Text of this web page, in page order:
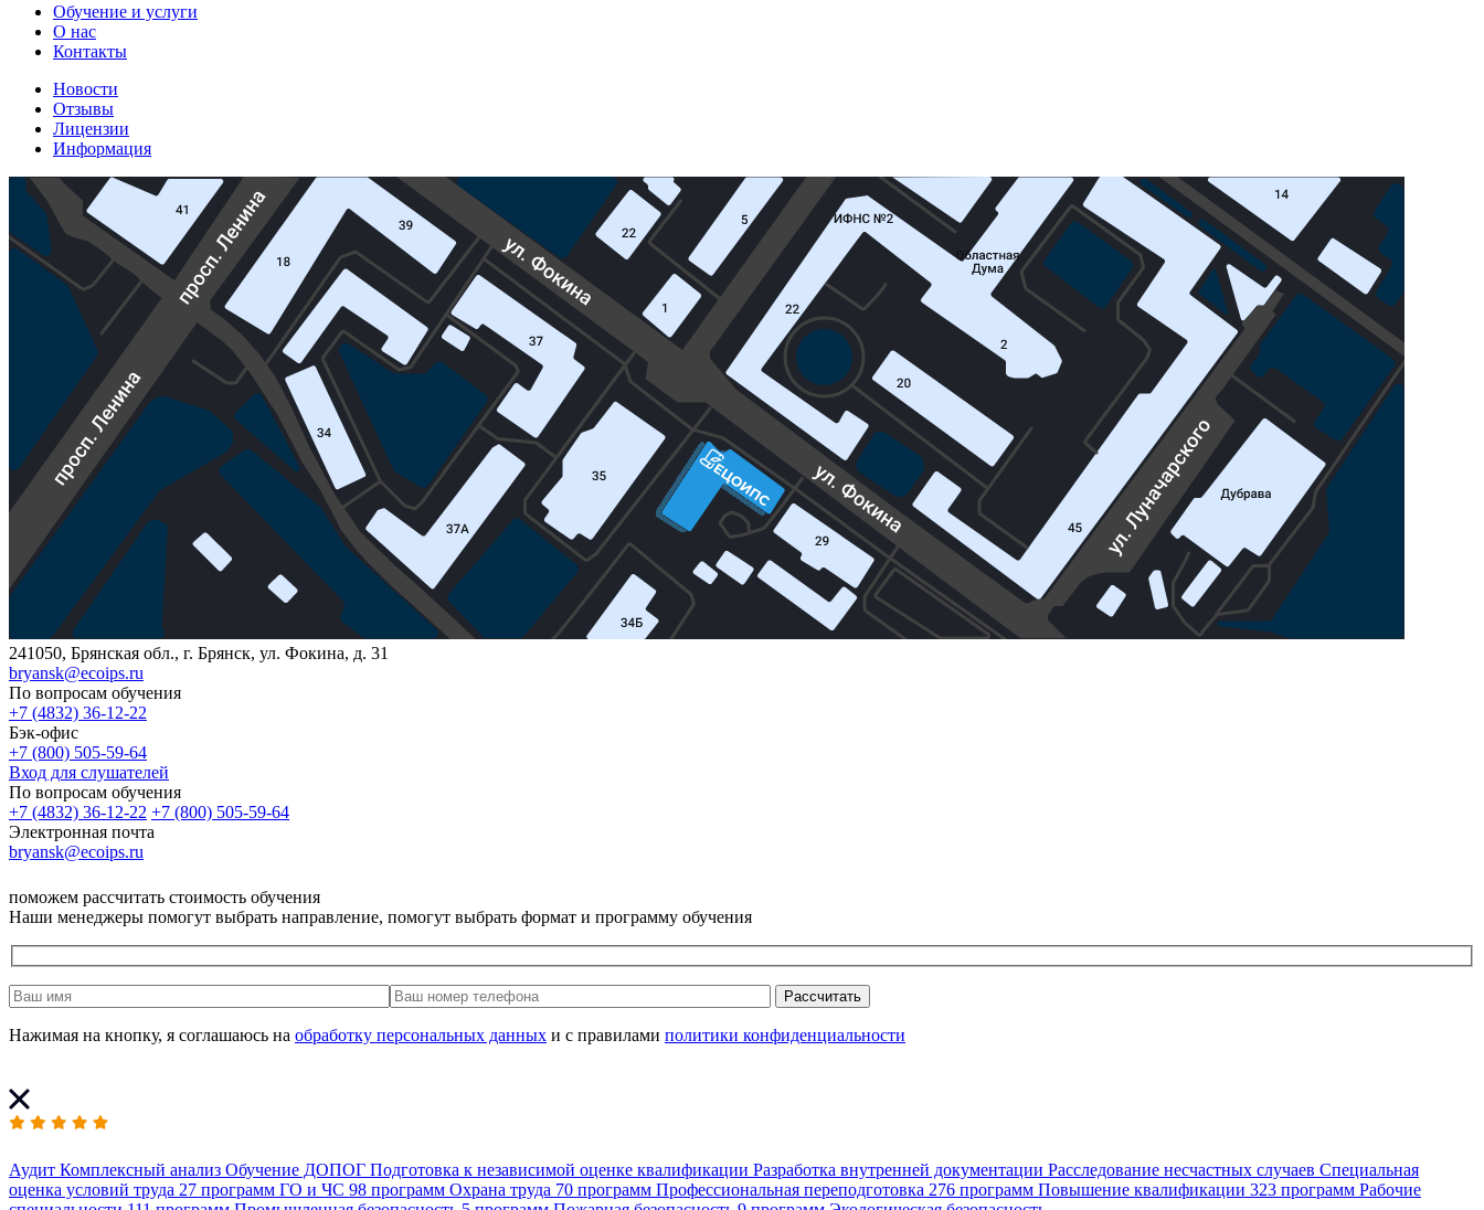
Обучение и услуги
О нас
Контакты
Новости
Отзывы
Лицензии
Информация
241050, Брянская обл., г. Брянск, ул. Фокина, д. 31
bryansk@ecoips.ru
По вопросам обучения
+7 (4832) 36-12-22
Бэк-офис
+7 (800) 505-59-64
Вход для слушателей
По вопросам обучения
+7 (4832) 36-12-22 +7 (800) 505-59-64
Электронная почта
bryansk@ecoips.ru
поможем рассчитать стоимость обучения
Наши менеджеры помогут выбрать направление, помогут выбрать формат и программу обучения
Рассчитать
Нажимая на кнопку, я соглашаюсь на обработку персональных данных и с правилами политики конфиденциальности
Аудит Комплексный анализ Обучение ДОПОГ Подготовка к независимой оценке квалификации Разработка внутренней документации Расследование несчастных случаев Специальная
оценка условий труда 27 программ ГО и ЧС 98 программ Охрана труда 70 программ Профессиональная переподготовка 276 программ Повышение квалификации 323 программ Рабочие